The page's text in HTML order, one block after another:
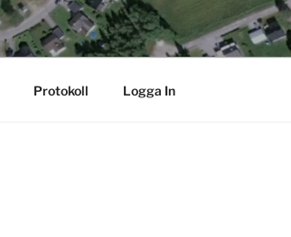
Protokoll Logga In